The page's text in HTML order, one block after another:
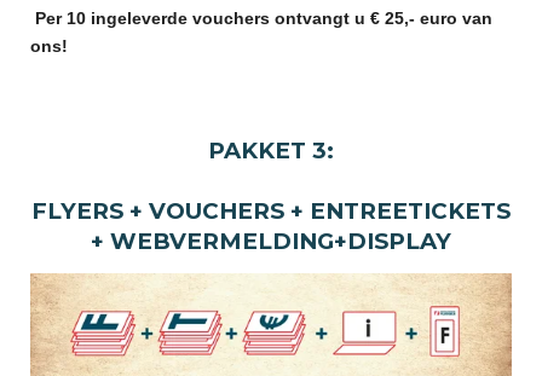
Per 10 ingeleverde vouchers ontvangt u € 25,- euro van
ons!
PAKKET 3:
FLYERS + VOUCHERS + ENTREETICKETS
+ WEBVERMELDING+DISPLAY